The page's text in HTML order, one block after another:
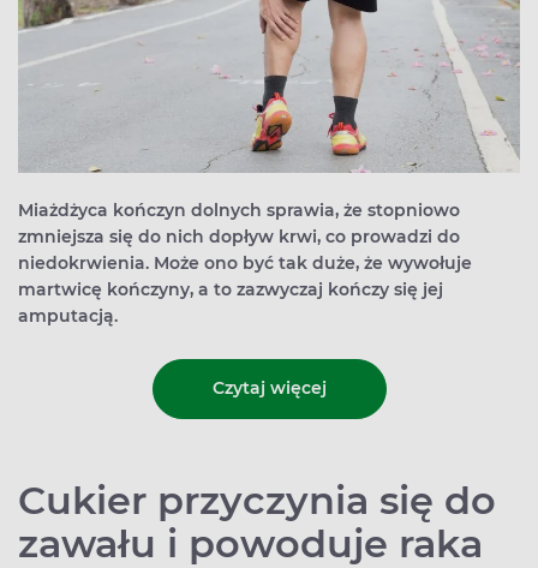
Miażdżyca kończyn dolnych sprawia, że stopniowo
zmniejsza się do nich dopływ krwi, co prowadzi do
niedokrwienia. Może ono być tak duże, że wywołuje
martwicę kończyny, a to zazwyczaj kończy się jej
amputacją.
Czytaj więcej
Cukier przyczynia się do
zawału i powoduje raka